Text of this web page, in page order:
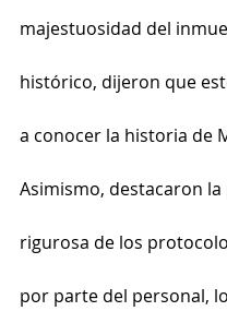
majestuosidad del
histórico, dijeron que
a conocer la historia de
Asimismo, destacaron la
rigurosa de los
por parte del personal,